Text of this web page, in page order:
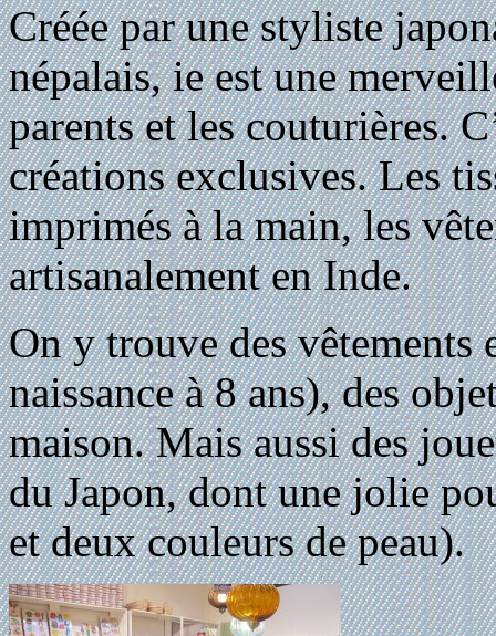
Créée par une styliste
népalais, ie est une
parents et les couturières.
créations exclusives. Les
imprimés à la main, les
artisanalement en Inde.
On y trouve des vêtements
naissance à 8 ans), des
maison. Mais aussi des
du Japon, dont une jolie
et deux couleurs de peau).